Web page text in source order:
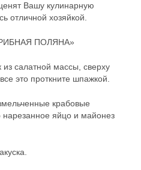
Вашу кулинарную
отличной хозяйкой.
ПОЛЯНА»
салатной массы, сверху
это проткните шпажкой.
крабовые
яйцо и майонез